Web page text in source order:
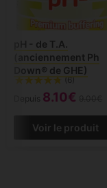
pH - de T.A.
(anciennement Ph
Down® de GHE)
(6)
Depuis 8.10€
Voir le produit